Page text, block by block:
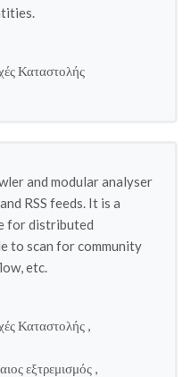
Καταστολής
and modular analyser
RSS feeds. It is a
for distributed
to scan for community
etc.
Καταστολής ,
εξτρεμισμός ,